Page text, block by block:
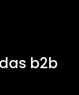
b2b